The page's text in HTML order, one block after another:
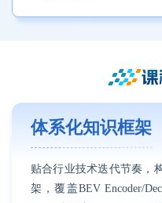
课
体系化知识框架
贴合行业技术迭代节奏，
架，覆盖BEV Encoder/